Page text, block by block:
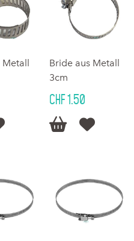
Metall
Bride aus Metall
3cm
CHF 1.50
 